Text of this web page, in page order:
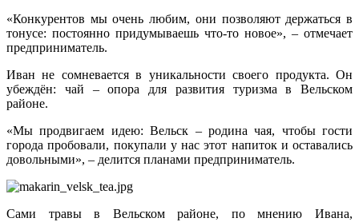
«Конкурентов мы очень любим, они позволяют держаться в
тонусе: постоянно придумываешь что-то новое», – отмечает
предприниматель.
Иван не сомневается в уникальности своего продукта. Он
убеждён: чай – опора для развития туризма в Вельском
районе.
«Мы продвигаем идею: Вельск – родина чая, чтобы гости
города пробовали, покупали у нас этот напиток и оставались
довольными», – делится планами предприниматель.
Сами травы в Вельском районе, по мнению Ивана,